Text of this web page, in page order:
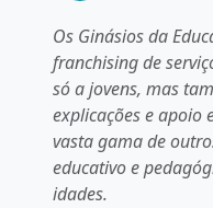
Os Ginásios da
franchising de
só a jovens, mas
explicações e apoio
vasta gama de
educativo e
idades.